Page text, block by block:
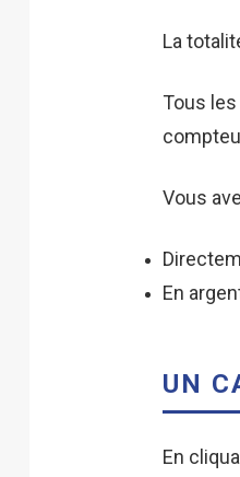
La
Tous
Vous
En
UN
En